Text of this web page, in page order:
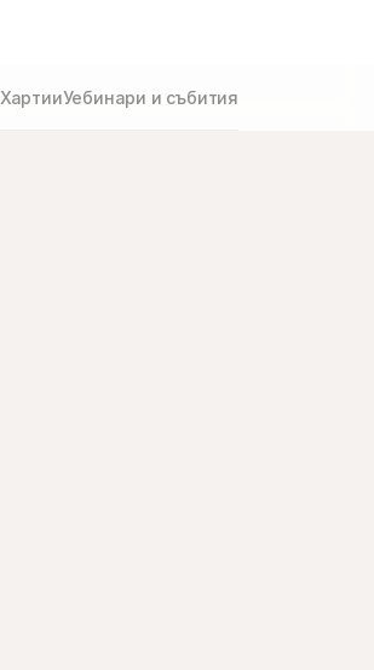
ХартииУебинари и събития